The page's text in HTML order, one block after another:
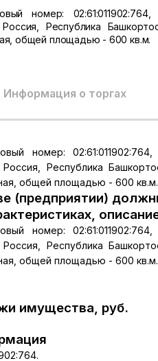
номер:
Республика
общей площадью - 600 кв.м.
Информация о торгах
номер:
Республика
общей площадью - 600 кв.м.
(предприятии)
номер:
Республика
общей площадью - 600 кв.м.
имущества, руб.